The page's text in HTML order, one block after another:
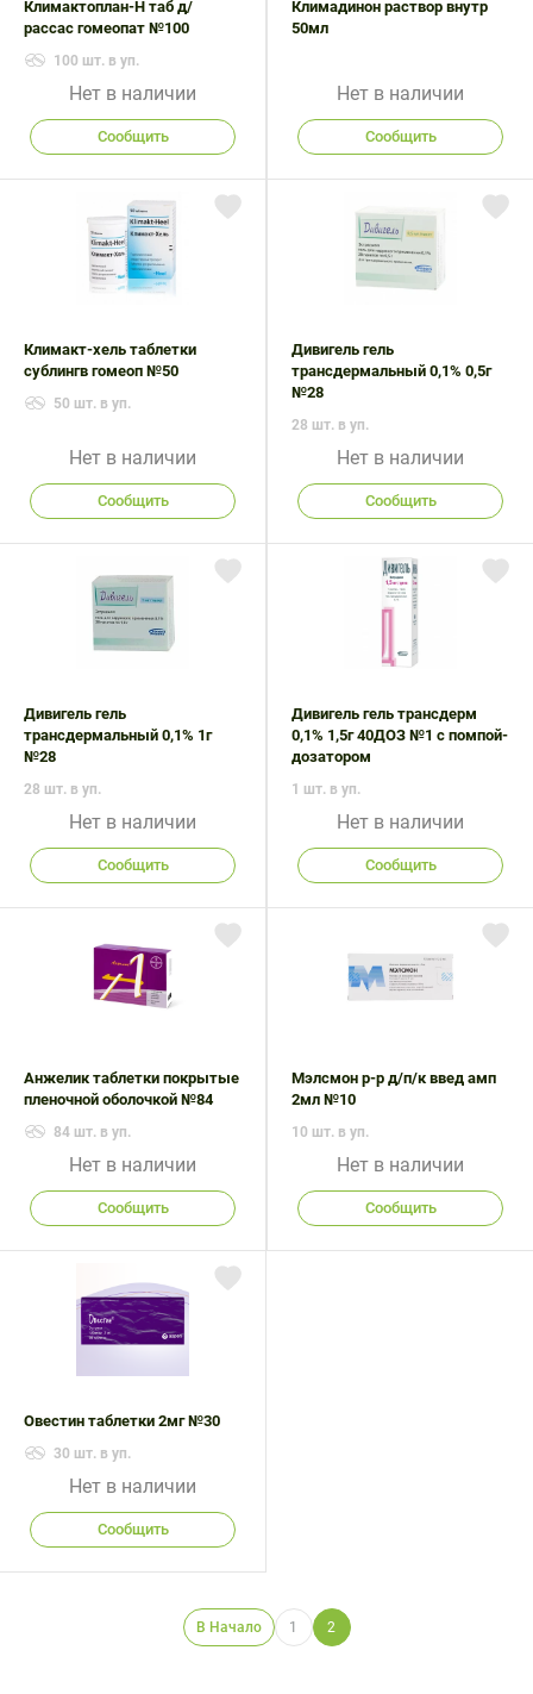
Климактоплан-Н таб д/
рассас гомеопат №100
100 шт. в уп.
Нет в наличии
Сообщить
Климадинон раствор внутр
50мл
Нет в наличии
Сообщить
Климакт-хель таблетки
сублингв гомеоп №50
50 шт. в уп.
Нет в наличии
Сообщить
Дивигель гель
трансдермальный 0,1% 0,5г
№28
28 шт. в уп.
Нет в наличии
Сообщить
Дивигель гель
трансдермальный 0,1% 1г
№28
28 шт. в уп.
Нет в наличии
Сообщить
Дивигель гель трансдерм
0,1% 1,5г 40ДОЗ №1 с помпой-
дозатором
1 шт. в уп.
Нет в наличии
Сообщить
Анжелик таблетки покрытые
пленочной оболочкой №84
84 шт. в уп.
Нет в наличии
Сообщить
Мэлсмон р-р д/п/к введ амп
2мл №10
10 шт. в уп.
Нет в наличии
Сообщить
Овестин таблетки 2мг №30
30 шт. в уп.
Нет в наличии
Сообщить
В Начало 1 2